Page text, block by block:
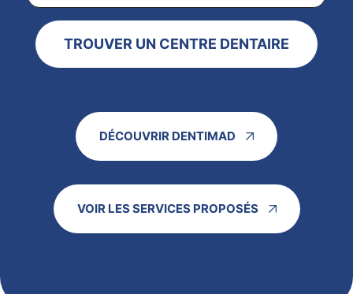
TROUVER UN CENTRE DENTAIRE
DÉCOUVRIR DENTIMAD
VOIR LES SERVICES PROPOSÉS